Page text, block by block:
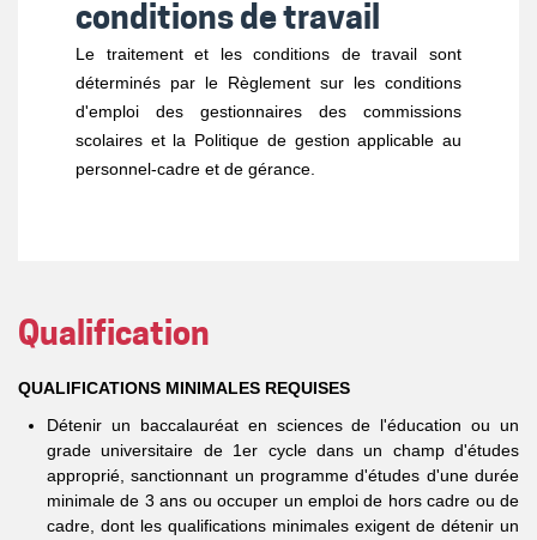
conditions de travail
Le traitement et les conditions de travail sont
déterminés par le Règlement sur les conditions
d'emploi des gestionnaires des commissions
scolaires et la Politique de gestion applicable au
personnel-cadre et de gérance.
Qualification
QUALIFICATIONS MINIMALES REQUISES
Détenir un baccalauréat en sciences de l'éducation ou un
grade universitaire de 1er cycle dans un champ d'études
approprié, sanctionnant un programme d'études d'une durée
minimale de 3 ans ou occuper un emploi de hors cadre ou de
cadre, dont les qualifications minimales exigent de détenir un